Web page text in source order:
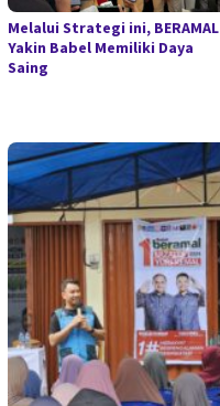
Melalui Strategi ini, BERAMAL
Yakin Babel Memiliki Daya
Saing